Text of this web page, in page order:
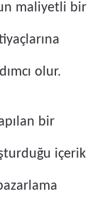
maliyetli bir
olur.
bir
içerik